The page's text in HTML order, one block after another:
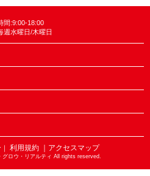
間:9:00-18:00
週水曜日/木曜日
｜ 利用規約 ｜アクセスマップ
ロウ・リアルティ All rights reserved.